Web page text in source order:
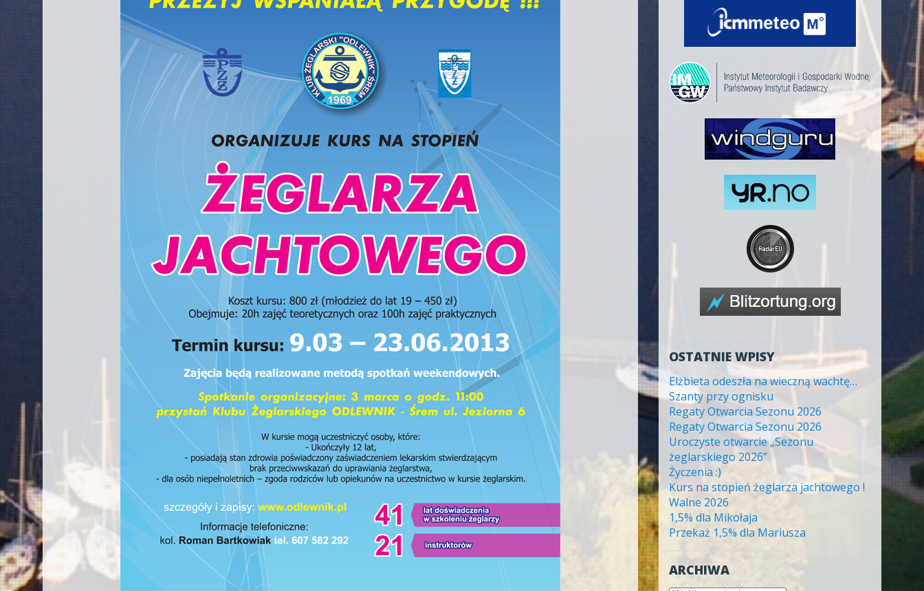
OSTATNIE WPISY
Elżbieta odeszła na wieczną wachtę…
Szanty przy ognisku
Regaty Otwarcia Sezonu 2026
Regaty Otwarcia Sezonu 2026
Uroczyste otwarcie „Sezonu
żeglarskiego 2026”
Życzenia :)
Kurs na stopień żeglarza jachtowego !
Walne 2026
1,5% dla Mikołaja
Przekaż 1,5% dla Mariusza
ARCHIWA